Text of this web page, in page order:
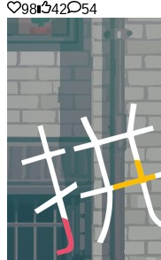
98
42 54